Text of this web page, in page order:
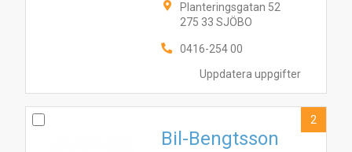
Uppdatera uppgifter
Planteringsgatan 52
275 33 SJÖBO
0416-254 00
Bil-Bengtsson
2